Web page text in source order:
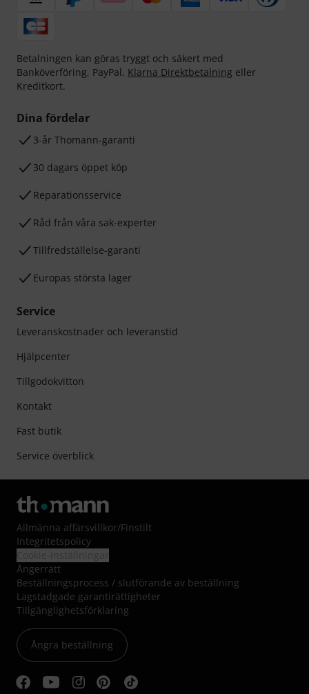
Betalningen kan göras tryggt och säkert med
Banköverföring, PayPal, Klarna Direktbetalning eller
Kreditkort.
Dina fördelar
3-år Thomann-garanti
30 dagars öppet köp
Reparationsservice
Råd från våra sak-experter
Tillfredställelse-garanti
Europas största lager
Service
Leveranskostnader och leveranstid
Hjälpcenter
Tillgodokvitton
Kontakt
Fast butik
Service överblick
Allmänna affärsvillkor/Finstilt
Integritetspolicy
Ångerrätt
Beställningsprocess / slutförande av beställning
Lagstadgade garantirättigheter
Tillgänglighetsförklaring
Ångra beställning